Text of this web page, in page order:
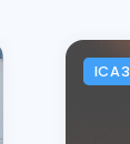
ICA3